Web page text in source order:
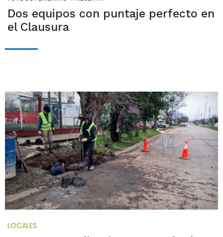
Dos equipos con puntaje perfecto en
el Clausura
LOCALES